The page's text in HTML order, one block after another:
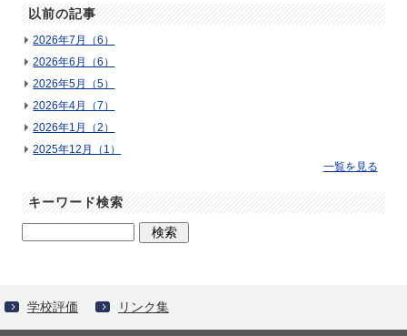
以前の記事
2026年7月（6）
2026年6月（6）
2026年5月（5）
2026年4月（7）
2026年1月（2）
2025年12月（1）
一覧を見る
キーワード検索
学校評価 リンク集